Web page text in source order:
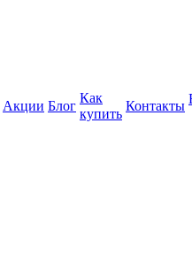
Акции Блог
Как
купить
Контакты